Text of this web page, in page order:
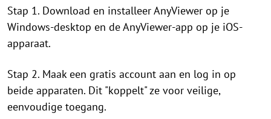
Stap 1. Download en installeer AnyViewer op je
Windows-desktop en de AnyViewer-app op je iOS-
apparaat.
Stap 2. Maak een gratis account aan en log in op
beide apparaten. Dit "koppelt" ze voor veilige,
eenvoudige toegang.